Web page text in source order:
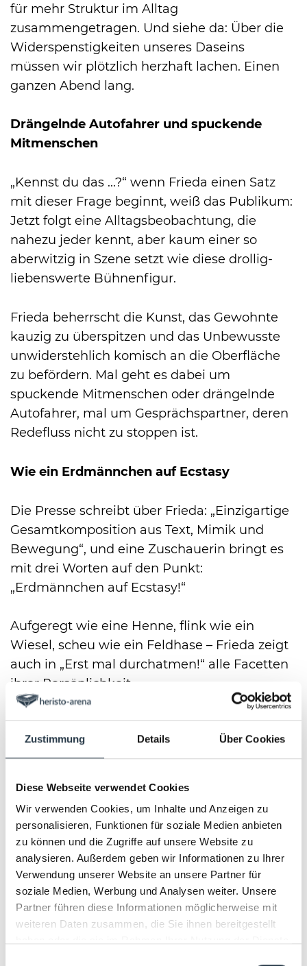
Zustimmung Details Über Cookies
Diese Webseite verwendet Cookies
Wir verwenden Cookies, um Inhalte und Anzeigen zu
personalisieren, Funktionen für soziale Medien anbieten
zu können und die Zugriffe auf unsere Website zu
analysieren. Außerdem geben wir Informationen zu Ihrer
Verwendung unserer Website an unsere Partner für
soziale Medien, Werbung und Analysen weiter. Unsere
Partner führen diese Informationen möglicherweise mit
weiteren Daten zusammen, die Sie ihnen bereitgestellt
für mehr Struktur im Alltag
zusammengetragen. Und siehe da: Über die
Widerspenstigkeiten unseres Daseins
müssen wir plötzlich herzhaft lachen. Einen
ganzen Abend lang.
Drängelnde Autofahrer und spuckende
Mitmenschen
„Kennst du das ...?“ wenn Frieda einen Satz
mit dieser Frage beginnt, weiß das Publikum:
Jetzt folgt eine Alltagsbeobachtung, die
nahezu jeder kennt, aber kaum einer so
aberwitzig in Szene setzt wie diese drollig-
liebenswerte Bühnenfigur.
Frieda beherrscht die Kunst, das Gewohnte
kauzig zu überspitzen und das Unbewusste
unwiderstehlich komisch an die Oberfläche
zu befördern. Mal geht es dabei um
spuckende Mitmenschen oder drängelnde
Autofahrer, mal um Gesprächspartner, deren
Redefluss nicht zu stoppen ist.
Wie ein Erdmännchen auf Ecstasy
Die Presse schreibt über Frieda: „Einzigartige
Gesamtkomposition aus Text, Mimik und
Bewegung“, und eine Zuschauerin bringt es
mit drei Worten auf den Punkt:
„Erdmännchen auf Ecstasy!“
Aufgeregt wie eine Henne, flink wie ein
Wiesel, scheu wie ein Feldhase – Frieda zeigt
auch in „Erst mal durchatmen!“ alle Facetten
ihrer Persönlichkeit.
Frieda wird weiter geschliffen
Frieda Braun ist regelmäßig zu Gast in der
WDR Ladies Night. Mit ihren
zählt inzwischen wohl zu den erfolgreichsten
Kabarett-Bühnenfiguren im Land.
Frieda wird von der Kabarettistin Karin
Berkenkopf und ihrem Lebenspartner, dem
belgischen Kabarettisten und